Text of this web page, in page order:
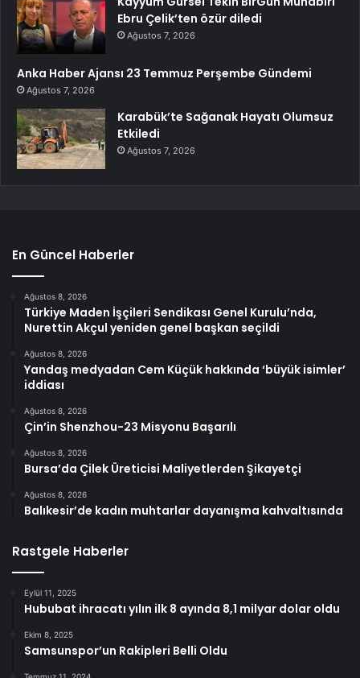
Ebru Çelik’ten özür diledi
Ağustos 7, 2026
Anka Haber Ajansı 23 Temmuz Perşembe Gündemi
Ağustos 7, 2026
Karabük’te Sağanak Hayatı Olumsuz
Etkiledi
Ağustos 7, 2026
En Güncel Haberler
Ağustos 8, 2026
Türkiye Maden İşçileri Sendikası Genel Kurulu’nda,
Nurettin Akçul yeniden genel başkan seçildi
Ağustos 8, 2026
Yandaş medyadan Cem Küçük hakkında ‘büyük isimler’
iddiası
Ağustos 8, 2026
Çin’in Shenzhou-23 Misyonu Başarılı
Ağustos 8, 2026
Bursa’da Çilek Üreticisi Maliyetlerden Şikayetçi
Ağustos 8, 2026
Balıkesir’de kadın muhtarlar dayanışma kahvaltısında
Rastgele Haberler
Eylül 11, 2025
Hububat ihracatı yılın ilk 8 ayında 8,1 milyar dolar oldu
Ekim 8, 2025
Samsunspor’un Rakipleri Belli Oldu